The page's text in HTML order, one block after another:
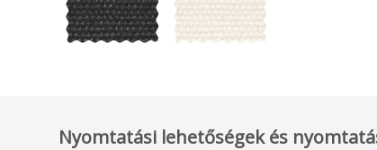
Nyomtatási lehetőségek és